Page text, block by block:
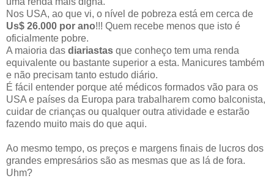
Nos USA, ao que vi, o nível de pobreza está em cerca de
Us$ 26.000 por ano!!! Quem recebe menos que isto é
oficialmente pobre.
A maioria das diariastas que conheço tem uma renda
equivalente ou bastante superior a esta. Manicures também
e não precisam tanto estudo diário.
É fácil entender porque até médicos formados vão para os
USA e países da Europa para trabalharem como balconista,
cuidar de crianças ou qualquer outra atividade e estarão
fazendo muito mais do que aqui.
Ao mesmo tempo, os preços e margens finais de lucros dos
grandes empresários são as mesmas que as lá de fora.
Uhm?